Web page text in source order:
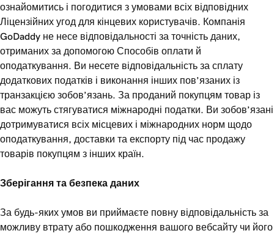
ознайомитись і погодитися з умовами всіх відповідних
Ліцензійних угод для кінцевих користувачів. Компанія
GoDaddy не несе відповідальності за точність даних,
отриманих за допомогою Способів оплати й
оподаткування. Ви несете відповідальність за сплату
додаткових податків і виконання інших пов’язаних із
транзакцією зобов’язань. За проданий покупцям товар із
вас можуть стягуватися міжнародні податки. Ви зобов’язані
дотримуватися всіх місцевих і міжнародних норм щодо
оподаткування, доставки та експорту під час продажу
товарів покупцям з інших країн.
Зберігання та безпека даних
За будь-яких умов ви приймаєте повну відповідальність за
можливу втрату або пошкодження вашого вебсайту чи його